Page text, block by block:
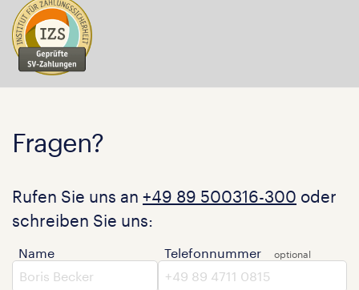
Fragen?
Rufen Sie uns an +49 89 500316-300 oder
schreiben Sie uns:
Name Telefonnummer